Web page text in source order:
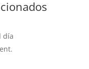
día